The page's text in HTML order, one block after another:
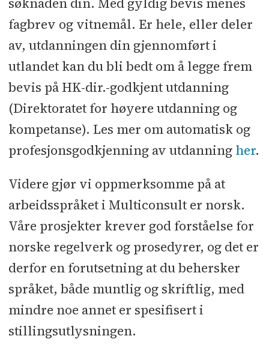
fagbrev og vitnemål. Er hele, eller deler
av, utdanningen din gjennomført i
utlandet kan du bli bedt om å legge frem
bevis på HK-dir.-godkjent utdanning
(Direktoratet for høyere utdanning og
kompetanse). Les mer om automatisk og
profesjonsgodkjenning av utdanning her.
Videre gjør vi oppmerksomme på at
arbeidsspråket i Multiconsult er norsk.
Våre prosjekter krever god forståelse for
norske regelverk og prosedyrer, og det er
derfor en forutsetning at du behersker
språket, både muntlig og skriftlig, med
mindre noe annet er spesifisert i
stillingsutlysningen.